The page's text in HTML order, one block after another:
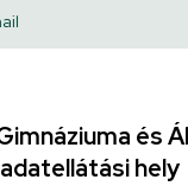
és
hely